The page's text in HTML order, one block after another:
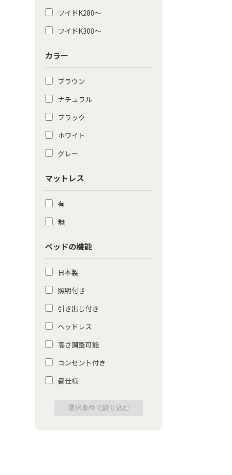
ワイドK280〜
ワイドK300〜
カラー
ブラウン
ナチュラル
ブラック
ホワイト
グレー
マットレス
有
無
ベッドの機能
日本製
照明付き
引き出し付き
ヘッドレス
高さ調整可能
コンセント付き
畳仕様